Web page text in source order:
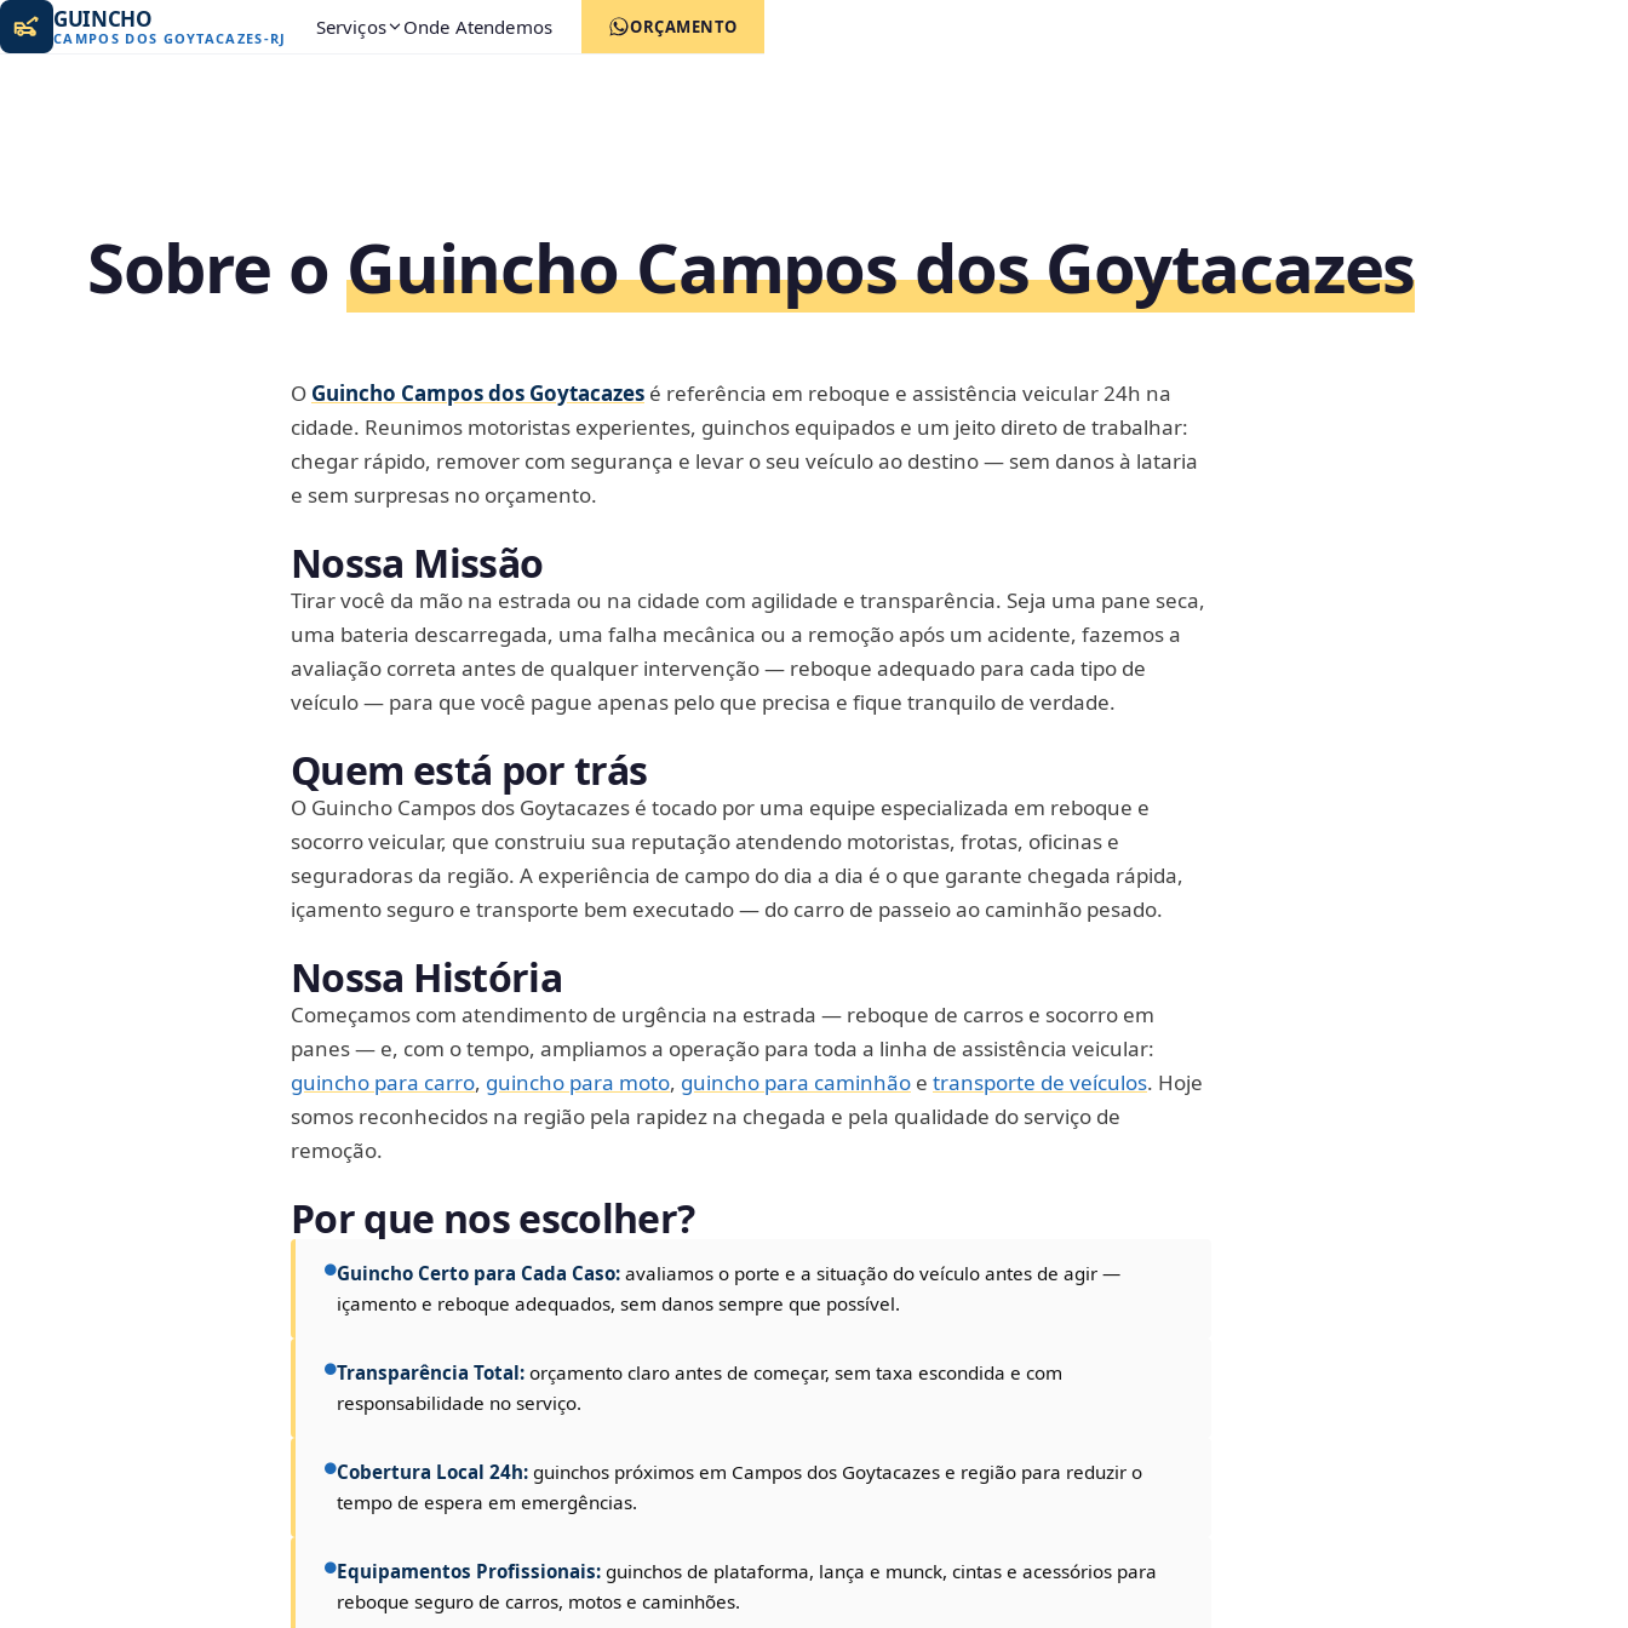
GUINCHO
CAMPOS DOS GOYTACAZES-RJ Serviços Onde Atendemos ORÇAMENTO
Sobre oGuincho Campos dos Goytacazes
O Guincho Campos dos Goytacazes é referência em reboque e assistência veicular 24h na
cidade. Reunimos motoristas experientes, guinchos equipados e um jeito direto de trabalhar:
chegar rápido, remover com segurança e levar o seu veículo ao destino — sem danos à lataria
e sem surpresas no orçamento.
Nossa Missão
Tirar você da mão na estrada ou na cidade com agilidade e transparência. Seja uma pane seca,
uma bateria descarregada, uma falha mecânica ou a remoção após um acidente, fazemos a
avaliação correta antes de qualquer intervenção — reboque adequado para cada tipo de
veículo — para que você pague apenas pelo que precisa e fique tranquilo de verdade.
Quem está por trás
O Guincho Campos dos Goytacazes é tocado por uma equipe especializada em reboque e
socorro veicular, que construiu sua reputação atendendo motoristas, frotas, oficinas e
seguradoras da região. A experiência de campo do dia a dia é o que garante chegada rápida,
içamento seguro e transporte bem executado — do carro de passeio ao caminhão pesado.
Nossa História
Começamos com atendimento de urgência na estrada — reboque de carros e socorro em
panes — e, com o tempo, ampliamos a operação para toda a linha de assistência veicular:
guincho para carro, guincho para moto, guincho para caminhão e transporte de veículos. Hoje
somos reconhecidos na região pela rapidez na chegada e pela qualidade do serviço de
remoção.
Por que nos escolher?
Guincho Certo para Cada Caso: avaliamos o porte e a situação do veículo antes de agir —
içamento e reboque adequados, sem danos sempre que possível.
Transparência Total: orçamento claro antes de começar, sem taxa escondida e com
responsabilidade no serviço.
Cobertura Local 24h: guinchos próximos em Campos dos Goytacazes e região para reduzir o
tempo de espera em emergências.
Equipamentos Profissionais: guinchos de plataforma, lança e munck, cintas e acessórios para
reboque seguro de carros, motos e caminhões.